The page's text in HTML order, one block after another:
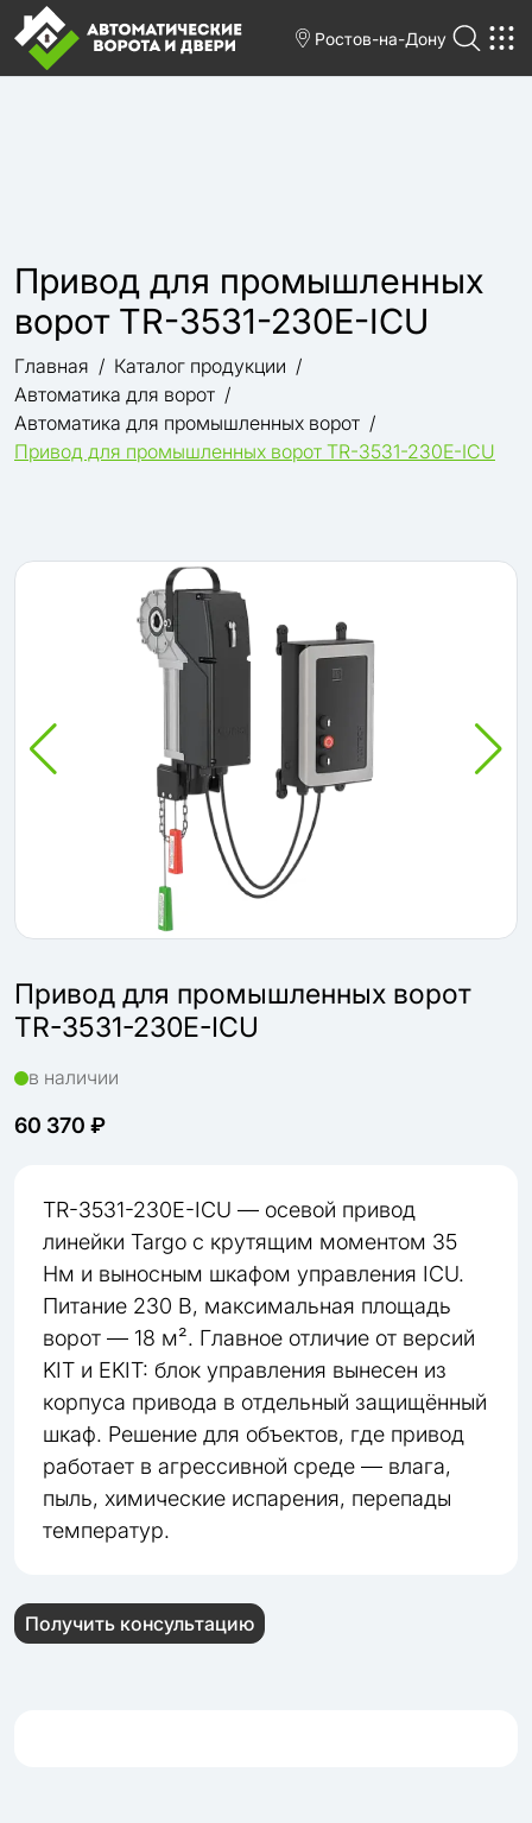
Ростов-на-Дону
Привод для промышленных
ворот TR-3531-230E-ICU
Главная
Каталог продукции
Автоматика для ворот
Автоматика для промышленных ворот
Привод для промышленных ворот TR-3531-230E-ICU
Привод для промышленных ворот
TR-3531-230E-ICU
в наличии
60 370 ₽
TR-3531-230E-ICU — осевой привод
линейки Targo с крутящим моментом 35
Нм и выносным шкафом управления ICU.
Питание 230 В, максимальная площадь
ворот — 18 м². Главное отличие от версий
KIT и EKIT: блок управления вынесен из
корпуса привода в отдельный защищённый
шкаф. Решение для объектов, где привод
работает в агрессивной среде — влага,
пыль, химические испарения, перепады
температур.
Получить консультацию